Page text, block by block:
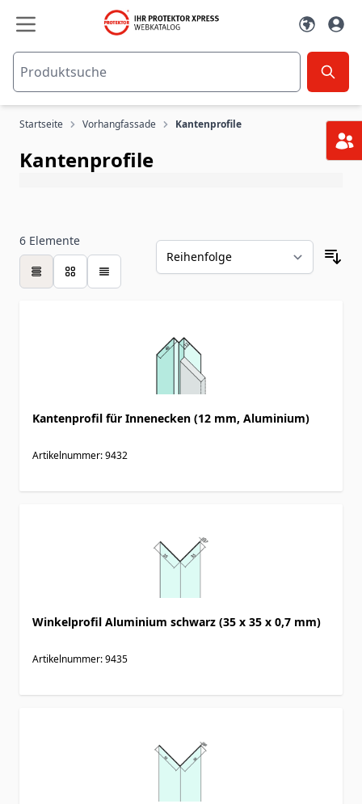
Zum Inhalt springen
Startseite Vorhangfassade Kantenprofile
Kantenprofile
6 Elemente
Tabelle
Kantenprofil für Innenecken (12 mm, Aluminium)
Artikelnummer: 9432
Winkelprofil Aluminium schwarz (35 x 35 x 0,7 mm)
Artikelnummer: 9435